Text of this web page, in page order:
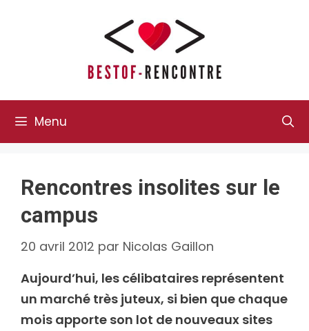
Menu
Rencontres insolites sur le
campus
20 avril 2012 par Nicolas Gaillon
Aujourd’hui, les célibataires représentent
un marché très juteux, si bien que chaque
mois apporte son lot de nouveaux sites